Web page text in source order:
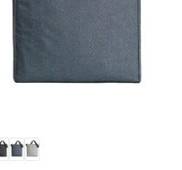
productpagina